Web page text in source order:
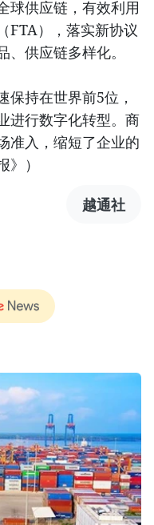
球供应链，有效利用
FTA），落实新协议
供应链多样化。
保持在世界前5位，
进行数字化转型。商
准入，缩短了企业的
）
越通社